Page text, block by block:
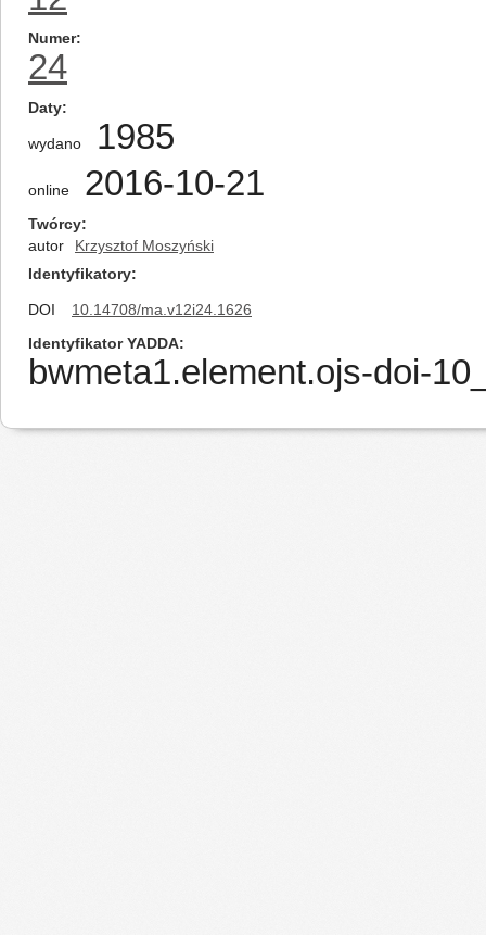
Numer
24
Daty
wydano 1985
online 2016-10-21
Twórcy
autor
Krzysztof Moszyński
Identyfikatory
DOI
10.14708/ma.v12i24.1626
Identyfikator YADDA
bwmeta1.element.ojs-doi-